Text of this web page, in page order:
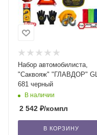
Набор автомобилиста,
"Саквояж" "ГЛАВДОР"
681 черный
В наличии
2 542 ₽/компл
В КОРЗИНУ